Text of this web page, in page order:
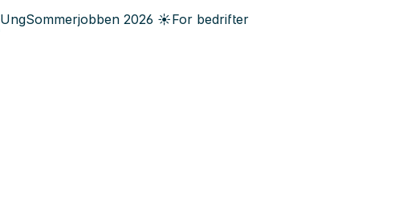
UngSommerjobben 2026 ☀️For bedrifter